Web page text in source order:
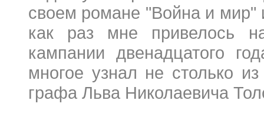
своем романе "Война и мир"
как раз мне привелось
кампании двенадцатого
многое узнал не столько
графа Льва Николаевича